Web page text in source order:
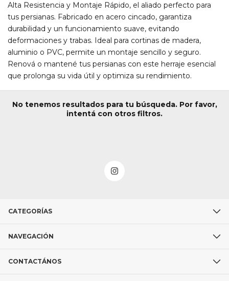
Alta Resistencia y Montaje Rápido, el aliado perfecto para
tus persianas. Fabricado en acero cincado, garantiza
durabilidad y un funcionamiento suave, evitando
deformaciones y trabas. Ideal para cortinas de madera,
aluminio o PVC, permite un montaje sencillo y seguro.
Renová o mantené tus persianas con este herraje esencial
que prolonga su vida útil y optimiza su rendimiento.
No tenemos resultados para tu búsqueda. Por favor,
intentá con otros filtros.
CATEGORÍAS
NAVEGACIÓN
CONTACTÁNOS